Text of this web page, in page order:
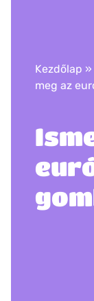
Kezdőlap »
meg az